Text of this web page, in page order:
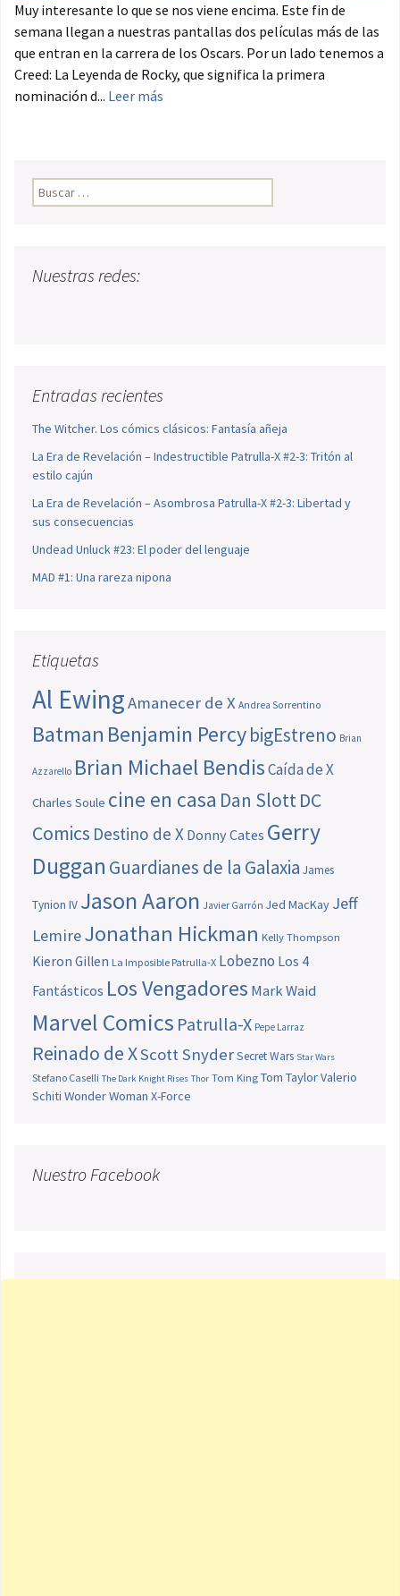
Muy interesante lo que se nos viene encima. Este fin de
semana llegan a nuestras pantallas dos películas más de las
que entran en la carrera de los Oscars. Por un lado tenemos a
Creed: La Leyenda de Rocky, que significa la primera
nominación d... Leer más
Buscar:
Nuestras redes:
Entradas recientes
The Witcher. Los cómics clásicos: Fantasía añeja
La Era de Revelación – Indestructible Patrulla-X #2-3: Tritón al
estilo cajún
La Era de Revelación – Asombrosa Patrulla-X #2-3: Libertad y
sus consecuencias
Undead Unluck #23: El poder del lenguaje
MAD #1: Una rareza nipona
Etiquetas
Al EwingAmanecer de X Andrea Sorrentino
Batman Benjamin PercybigEstreno Brian
Azzarello Brian Michael BendisCaída de X
Charles Soule cine en casa Dan SlottDC
Comics Destino de X Donny Cates Gerry
Duggan Guardianes de la Galaxia James
Tynion IV Jason Aaron Javier Garrón Jed MacKay Jeff
LemireJonathan Hickman Kelly Thompson
Kieron Gillen La Imposible Patrulla-X Lobezno Los 4
Fantásticos Los Vengadores Mark Waid
Marvel Comics Patrulla-X Pepe Larraz
Reinado de XScott SnyderSecret Wars Star Wars
Stefano Caselli The Dark Knight Rises Thor Tom King Tom TaylorValerio
Schiti Wonder Woman X-Force
Nuestro Facebook